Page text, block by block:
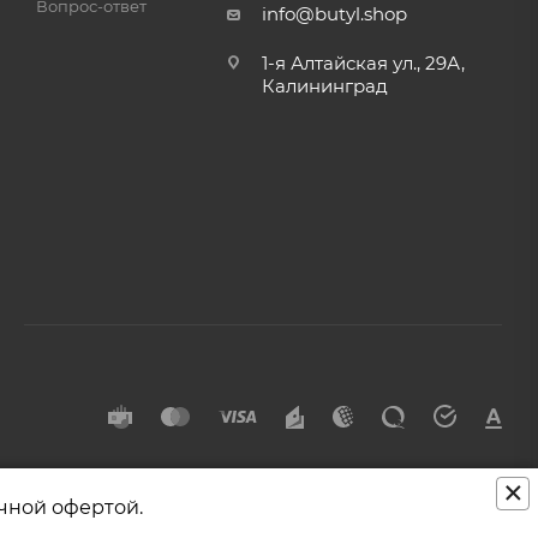
Вопрос-ответ info@butyl.shop
1-я Алтайская ул., 29А,
Калининград
×
офертой.